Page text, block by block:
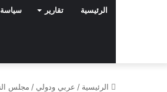
الرئيسية تقارير سياسة
الرئيسية / عربي ودولي / مجلس